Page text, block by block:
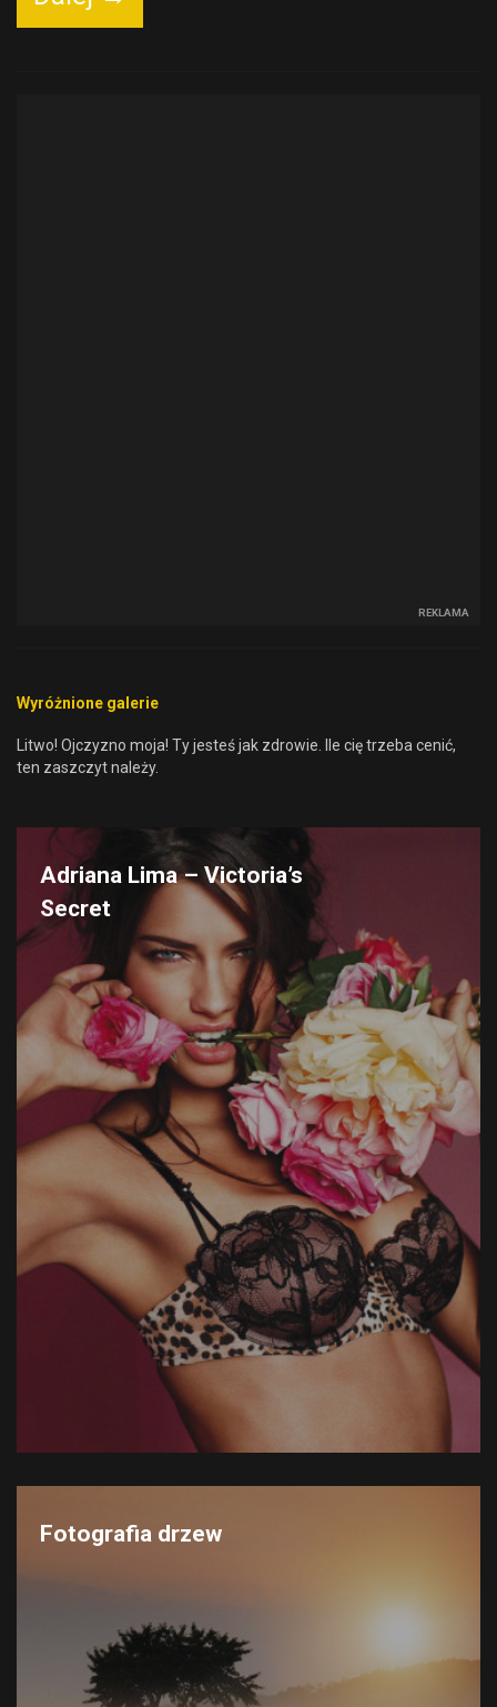
REKLAMA
Wyróżnione galerie
Litwo! Ojczyzno moja! Ty jesteś jak zdrowie. Ile cię trzeba cenić,
ten zaszczyt należy.
Adriana Lima – Victoria’s
Secret
Fotografia drzew